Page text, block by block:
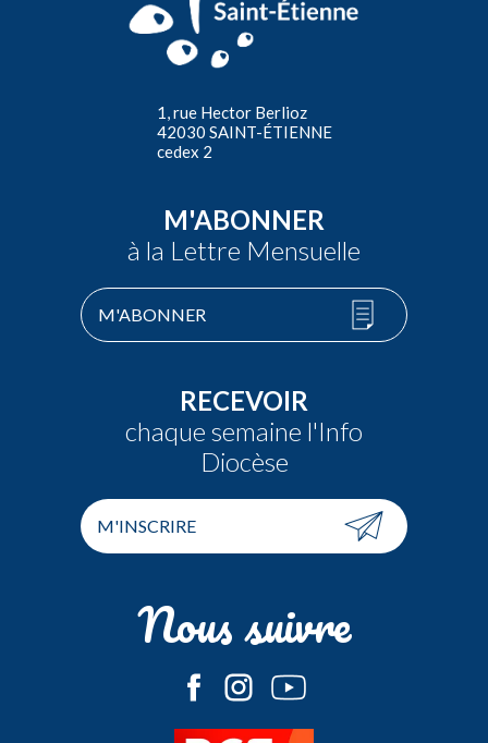
1, rue Hector Berlioz
42030 SAINT-ÉTIENNE
cedex 2
M'ABONNER
à la Lettre Mensuelle
M'ABONNER
RECEVOIR
chaque semaine l'Info
Diocèse
M'INSCRIRE
Nous suivre